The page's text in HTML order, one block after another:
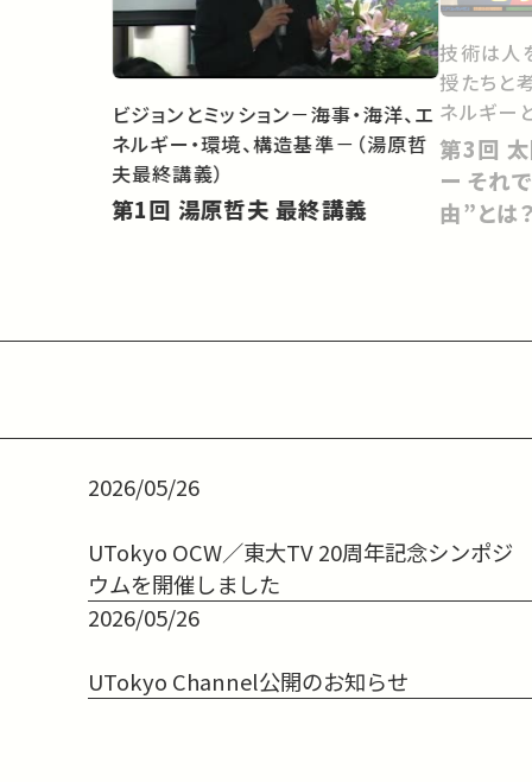
ビジョンとミッション－海事・海洋、エ
ネルギー・環境、構造基準－（湯原哲
夫最終講義）
第1回 湯原哲夫 最終講義
技術は人
授たちと
ネルギー
会をどう
第3回 太陽光は最強のエネルギ
ー それ
由”とは
2026/05/26
UTokyo OCW／東大TV 20周年記念シンポジ
ウムを開催しました
2026/05/26
UTokyo Channel公開のお知らせ